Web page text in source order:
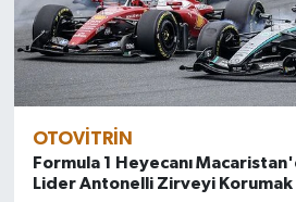
OTOVITRIN
Formula 1 Heyecanı
Lider Antonelli Zirveyi